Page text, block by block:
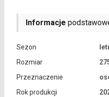
Informacje
Sezon
Rozmiar
Przeznaczenie
Rok produkcji